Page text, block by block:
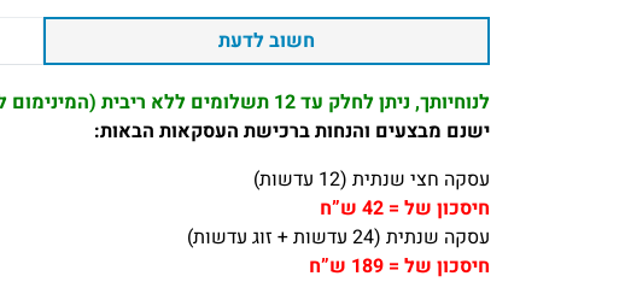
חשוב לדעת
לנוחיותך, ניתן לחלק עד 12 תשלומים ללא ריבית (המינימום לתשלום 100 ₪)
ישנם מבצעים והנחות ברכישת העסקאות הבאות:
עסקה חצי שנתית (12 עדשות)
חיסכון של = 42 ש”ח
עסקה שנתית (24 עדשות + זוג עדשות)
חיסכון של = 189 ש”ח